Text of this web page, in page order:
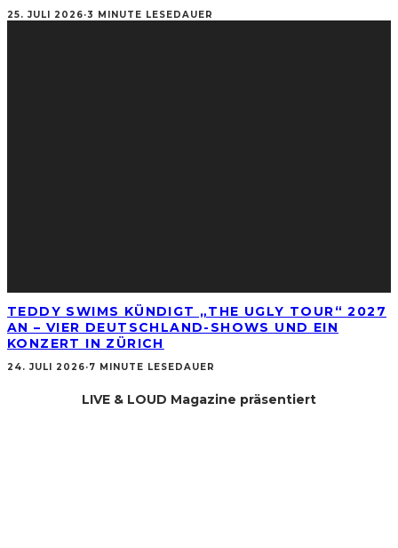
25. JULI 2026·3 MINUTE LESEDAUER
TEDDY SWIMS KÜNDIGT „THE UGLY TOUR“ 2027
AN – VIER DEUTSCHLAND-SHOWS UND EIN
KONZERT IN ZÜRICH
24. JULI 2026·7 MINUTE LESEDAUER
LIVE & LOUD Magazine präsentiert